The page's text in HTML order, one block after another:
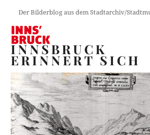
Der Bilderblog aus dem Stadtarchiv/
INNSBRUCK
ERINNERT SICH